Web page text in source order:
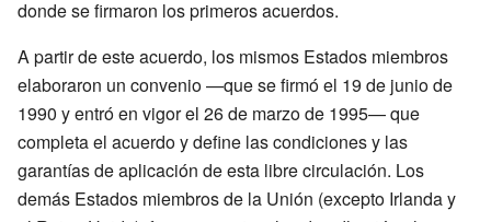
donde se firmaron los primeros acuerdos.
A partir de este acuerdo, los mismos Estados miembros
elaboraron un convenio —que se firmó el 19 de junio de
1990 y entró en vigor el 26 de marzo de 1995— que
completa el acuerdo y define las condiciones y las
garantías de aplicación de esta libre circulación. Los
demás Estados miembros de la Unión (excepto Irlanda y